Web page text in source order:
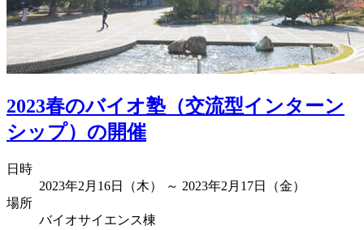
2023春のバイオ塾（交流型インターン
シップ）の開催
日時
2023年2月16日（木） ～ 2023年2月17日（金）
場所
バイオサイエンス棟